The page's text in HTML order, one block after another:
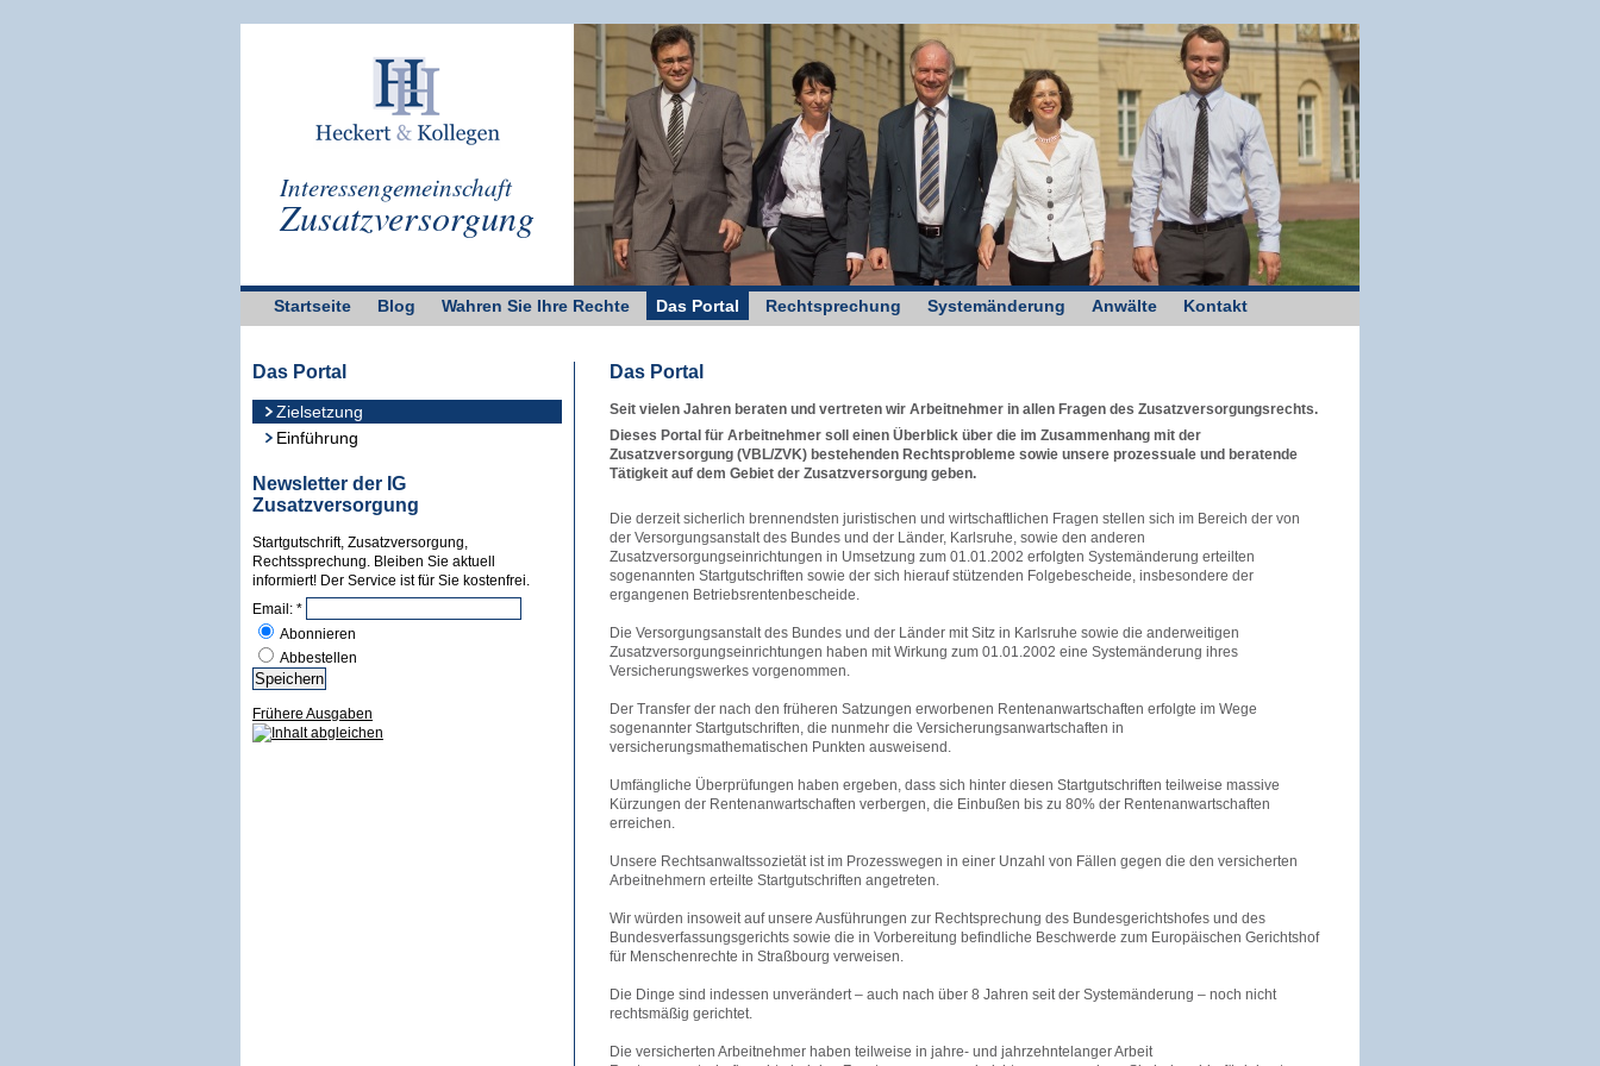
Interessengemeinschaft
Zusatzversorgung
Startseite Blog Wahren Sie Ihre Rechte Das Portal Rechtsprechung Systemänderung Anwälte Kontakt
Das Portal
Zielsetzung
Einführung
Newsletter der IG
Zusatzversorgung
Startgutschrift, Zusatzversorgung,
Rechtssprechung. Bleiben Sie aktuell
informiert! Der Service ist für Sie kostenfrei.
Email: *
Abonnieren
Abbestellen
Frühere Ausgaben
Das Portal
Seit vielen Jahren beraten und vertreten wir Arbeitnehmer in allen Fragen des Zusatzversorgungsrechts.
Dieses Portal für Arbeitnehmer soll einen Überblick über die im Zusammenhang mit der
Zusatzversorgung (VBL/ZVK) bestehenden Rechtsprobleme sowie unsere prozessuale und beratende
Tätigkeit auf dem Gebiet der Zusatzversorgung geben.
Die derzeit sicherlich brennendsten juristischen und wirtschaftlichen Fragen stellen sich im Bereich der von
der Versorgungsanstalt des Bundes und der Länder, Karlsruhe, sowie den anderen
Zusatzversorgungseinrichtungen in Umsetzung zum 01.01.2002 erfolgten Systemänderung erteilten
sogenannten Startgutschriften sowie der sich hierauf stützenden Folgebescheide, insbesondere der
ergangenen Betriebsrentenbescheide.
Die Versorgungsanstalt des Bundes und der Länder mit Sitz in Karlsruhe sowie die anderweitigen
Zusatzversorgungseinrichtungen haben mit Wirkung zum 01.01.2002 eine Systemänderung ihres
Versicherungswerkes vorgenommen.
Der Transfer der nach den früheren Satzungen erworbenen Rentenanwartschaften erfolgte im Wege
sogenannter Startgutschriften, die nunmehr die Versicherungsanwartschaften in
versicherungsmathematischen Punkten ausweisend.
Umfängliche Überprüfungen haben ergeben, dass sich hinter diesen Startgutschriften teilweise massive
Kürzungen der Rentenanwartschaften verbergen, die Einbußen bis zu 80% der Rentenanwartschaften
erreichen.
Unsere Rechtsanwaltssozietät ist im Prozesswegen in einer Unzahl von Fällen gegen die den versicherten
Arbeitnehmern erteilte Startgutschriften angetreten.
Wir würden insoweit auf unsere Ausführungen zur Rechtsprechung des Bundesgerichtshofes und des
Bundesverfassungsgerichts sowie die in Vorbereitung befindliche Beschwerde zum Europäischen Gerichtshof
für Menschenrechte in Straßbourg verweisen.
Die Dinge sind indessen unverändert – auch nach über 8 Jahren seit der Systemänderung – noch nicht
rechtsmäßig gerichtet.
Die versicherten Arbeitnehmer haben teilweise in jahre- und jahrzehntelanger Arbeit